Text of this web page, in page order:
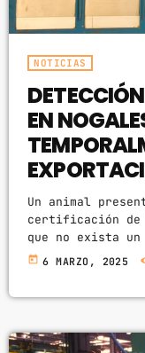
NOTICIAS
EN
Un animal
certificación de
que no exista
un animal con
el presidente,
today 6 MARZO, 2025